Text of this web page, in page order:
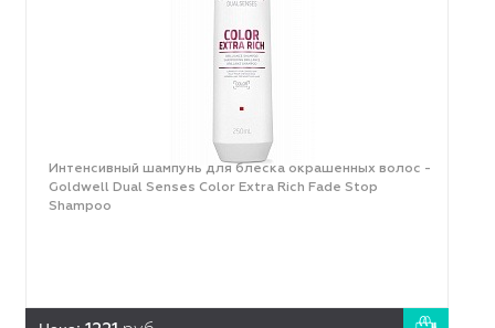
Интенсивный шампунь для блеска окрашенных волос -
Goldwell Dual Senses Color Extra Rich Fade Stop
Shampoo